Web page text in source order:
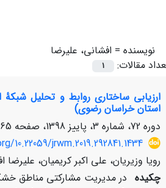
نویسنده = افشانی، علیرضا
مقالات:
1
ارزیابی ساختاری روابط و تحلیل
استان خراسان رضوی)
دوره 72، شماره 3، پاییز 1398، صفحه
878
jrwm.2019.292841.1434
رویا وزیریان، علی اکبر کریمیان،
چکیده در مدیریت مشارکتی مناطق